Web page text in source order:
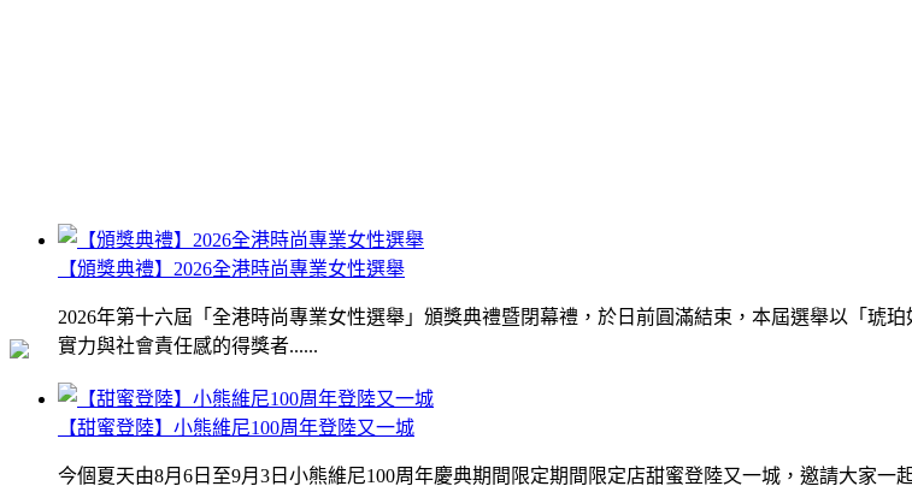
【頒獎典禮】2026全港時尚專業女性選舉
2026年第十六屆「全港時尚專業女性選舉」頒獎典禮暨閉幕禮，於日前圓滿結束，本屆選舉以「琥
實力與社會責任感的得獎者......
【甜蜜登陸】小熊維尼100周年登陸又一城
今個夏天由8月6日至9月3日小熊維尼100周年慶典期間限定期間限定店甜蜜登陸又一城，邀請大家